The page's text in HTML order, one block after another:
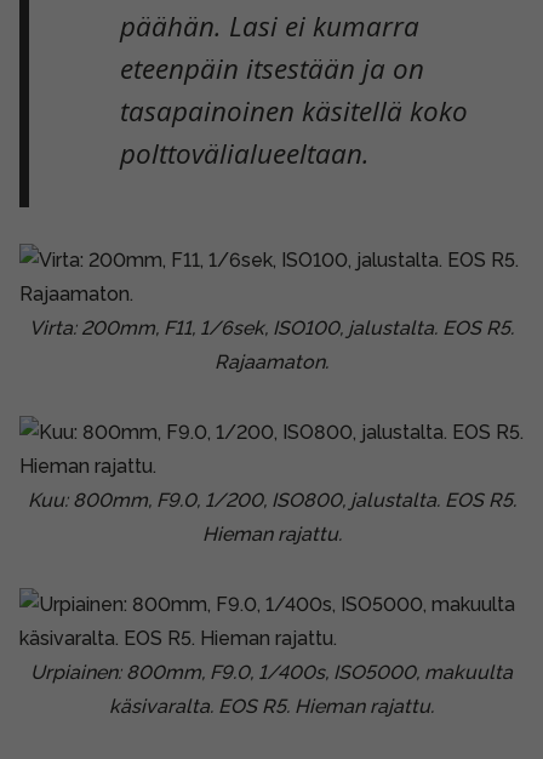
päähän. Lasi ei kumarra
eteenpäin itsestään ja on
tasapainoinen käsitellä koko
polttovälialueeltaan.
Virta: 200mm, F11, 1/6sek, ISO100, jalustalta. EOS R5.
Rajaamaton.
Kuu: 800mm, F9.0, 1/200, ISO800, jalustalta. EOS R5.
Hieman rajattu.
Urpiainen: 800mm, F9.0, 1/400s, ISO5000, makuulta
käsivaralta. EOS R5. Hieman rajattu.